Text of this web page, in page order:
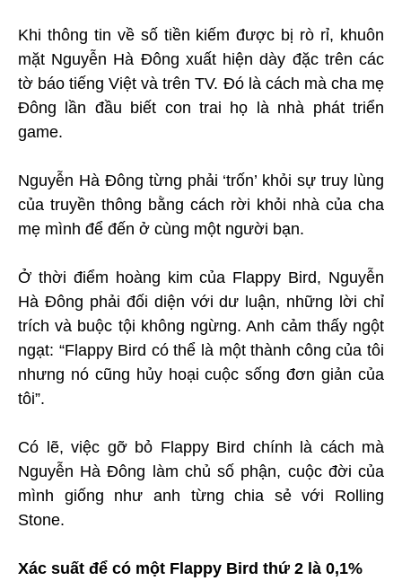
Khi thông tin về số tiền kiếm được bị rò rỉ, khuôn
mặt Nguyễn Hà Đông xuất hiện dày đặc trên các
tờ báo tiếng Việt và trên TV. Đó là cách mà cha mẹ
Đông lần đầu biết con trai họ là nhà phát triển
game.
Nguyễn Hà Đông từng phải ‘trốn’ khỏi sự truy lùng
của truyền thông bằng cách rời khỏi nhà của cha
mẹ mình để đến ở cùng một người bạn.
Ở thời điểm hoàng kim của Flappy Bird, Nguyễn
Hà Đông phải đối diện với dư luận, những lời chỉ
trích và buộc tội không ngừng. Anh cảm thấy ngột
ngạt: “Flappy Bird có thể là một thành công của tôi
nhưng nó cũng hủy hoại cuộc sống đơn giản của
tôi”.
Có lẽ, việc gỡ bỏ Flappy Bird chính là cách mà
Nguyễn Hà Đông làm chủ số phận, cuộc đời của
mình giống như anh từng chia sẻ với Rolling
Stone.
Xác suất để có một Flappy Bird thứ 2 là 0,1%